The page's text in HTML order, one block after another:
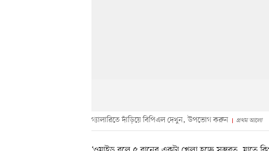
গ্যালারিতে দাঁড়িয়ে বিপিএল দেখুন, উপভোগ করুন প্রথম আলো